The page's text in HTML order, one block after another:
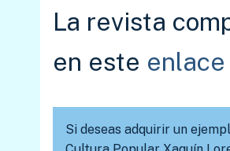
La revista
en este enlace
Si deseas adquirir un